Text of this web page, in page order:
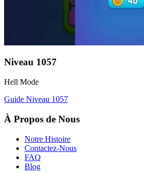
Niveau 1057
Hell Mode
Guide Niveau 1057
À Propos de Nous
Notre Histoire
Contactez-Nous
FAQ
Blog